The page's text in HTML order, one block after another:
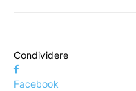
Condividere
Facebook